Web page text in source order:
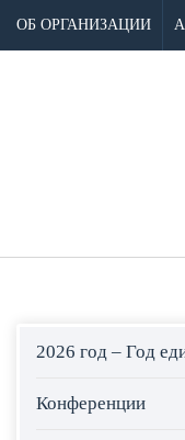
ОБ ОРГАНИЗАЦИИ
2026 год – Год
Конференции